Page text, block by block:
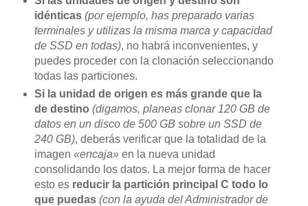
idénticas (por ejemplo, has preparado varias
terminales y utilizas la misma marca y capacidad
de SSD en todas), no habrá inconvenientes, y
puedes proceder con la clonación seleccionando
todas las particiones.
Si la unidad de origen es más grande que la
de destino (digamos, planeas clonar 120 GB de
datos en un disco de 500 GB sobre un SSD de
240 GB), deberás verificar que la totalidad de la
imagen «encaja»en la nueva unidad
consolidando los datos. La mejor forma de hacer
esto es reducir la partición principal C todo lo
que puedas (con la ayuda del Administrador de